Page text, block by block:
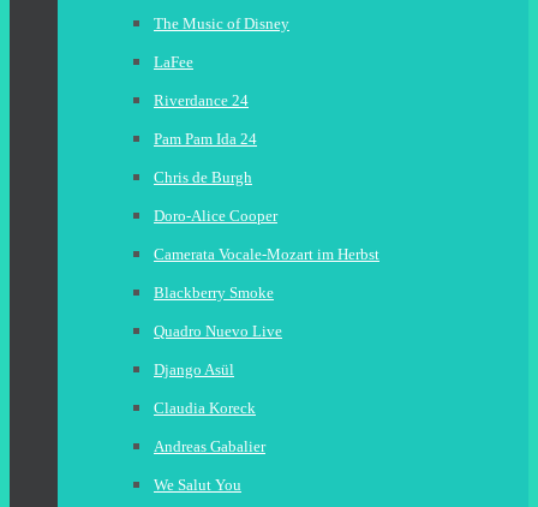
The Music of Disney
LaFee
Riverdance 24
Pam Pam Ida 24
Chris de Burgh
Doro-Alice Cooper
Camerata Vocale-Mozart im Herbst
Blackberry Smoke
Quadro Nuevo Live
Django Asül
Claudia Koreck
Andreas Gabalier
We Salut You